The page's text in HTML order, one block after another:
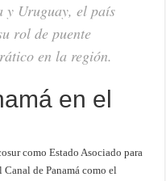
y Uruguay, el país
rol de puente
en la región.
en el
como Estado Asociado para
de Panamá como el